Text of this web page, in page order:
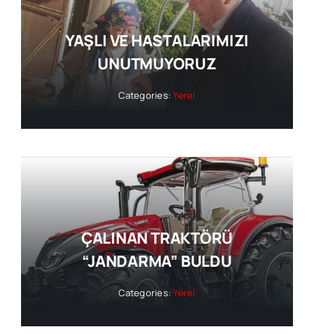
YAŞLI VE HASTALARIMIZI
UNUTMUYORUZ
Categories:Yerel
ÇALINAN TRAKTÖRÜ
“JANDARMA” BULDU
Categories:Yerel